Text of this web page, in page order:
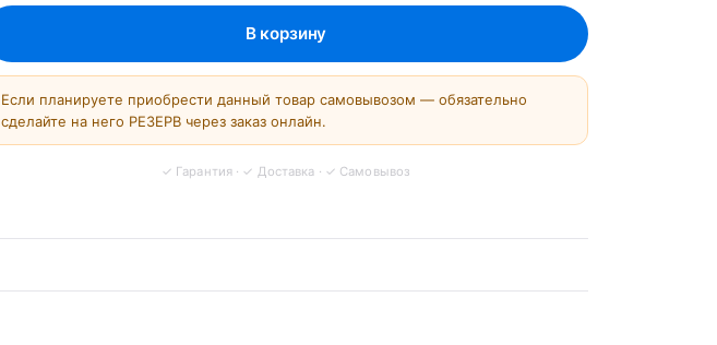
Если планируете приобрести данный товар самовывозом — обязательно
сделайте на него РЕЗЕРВ через заказ онлайн.